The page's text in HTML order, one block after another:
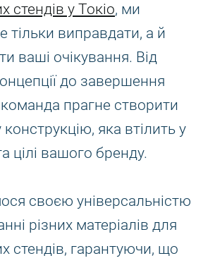
стендів у Токіо, ми
тільки виправдати, а й
ваші очікування. Від
до завершення
прагне створити
яка втілить у
цілі вашого бренду.
своєю універсальністю
різних матеріалів для
стендів, гарантуючи, що